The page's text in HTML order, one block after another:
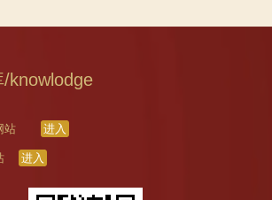
knowlodge
网站 进入
进入